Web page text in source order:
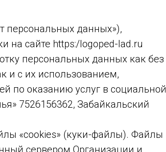
персональных данных»),
на сайте https:/logoped-lad.ru
персональных данных как без
и с их использованием,
по оказанию услуг в социальной
7526156362, Забайкальский
«cookies» (куки-файлы). Файлы
сервером Организации и